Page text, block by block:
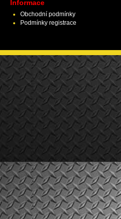
Informace
Obchodní podmínky
Podmínky registrace